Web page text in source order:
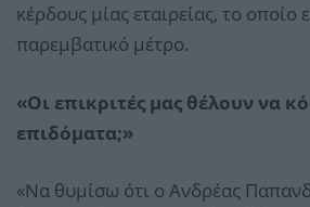
κέρδους μίας εταιρείας, το οποίο
παρεμβατικό μέτρο.
«Οι επικριτές μας θέλουν να
επιδόματα;»
«Να θυμίσω ότι ο Ανδρέας